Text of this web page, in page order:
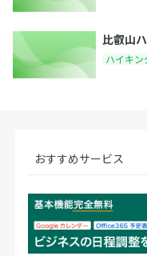
比叡山
ハイキン
おすすめサービス